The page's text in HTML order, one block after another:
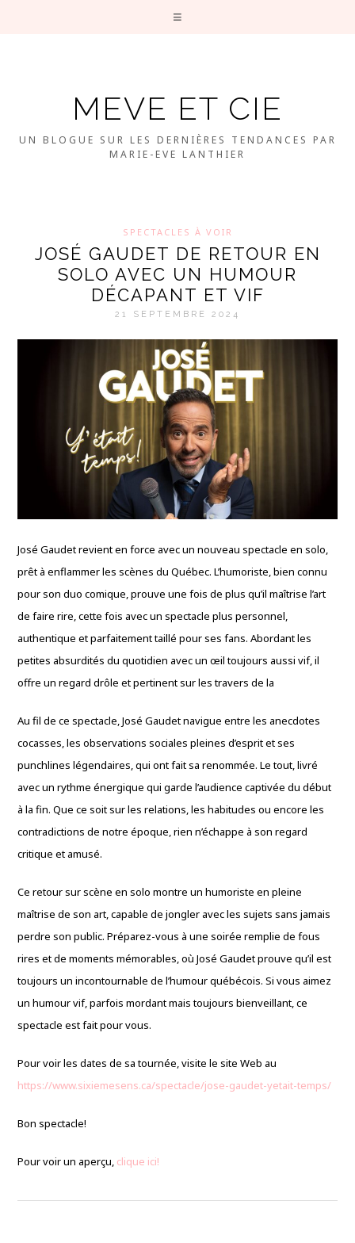
MEVE ET CIE
UN BLOGUE SUR LES DERNIÈRES TENDANCES PAR
MARIE-EVE LANTHIER
SPECTACLES À VOIR
JOSÉ GAUDET DE RETOUR EN
SOLO AVEC UN HUMOUR
DÉCAPANT ET VIF
21 SEPTEMBRE 2024
José Gaudet revient en force avec un nouveau spectacle en solo,
prêt à enflammer les scènes du Québec. L’humoriste, bien connu
pour son duo comique, prouve une fois de plus qu’il maîtrise l’art
de faire rire, cette fois avec un spectacle plus personnel,
authentique et parfaitement taillé pour ses fans. Abordant les
petites absurdités du quotidien avec un œil toujours aussi vif, il
offre un regard drôle et pertinent sur les travers de la
Au fil de ce spectacle, José Gaudet navigue entre les anecdotes
cocasses, les observations sociales pleines d’esprit et ses
punchlines légendaires, qui ont fait sa renommée. Le tout, livré
avec un rythme énergique qui garde l’audience captivée du début
à la fin. Que ce soit sur les relations, les habitudes ou encore les
contradictions de notre époque, rien n’échappe à son regard
critique et amusé.
Ce retour sur scène en solo montre un humoriste en pleine
maîtrise de son art, capable de jongler avec les sujets sans jamais
perdre son public. Préparez-vous à une soirée remplie de fous
rires et de moments mémorables, où José Gaudet prouve qu’il est
toujours un incontournable de l’humour québécois. Si vous aimez
un humour vif, parfois mordant mais toujours bienveillant, ce
spectacle est fait pour vous.
Pour voir les dates de sa tournée, visite le site Web au
https://www.sixiemesens.ca/spectacle/jose-gaudet-yetait-temps/
Bon spectacle!
Pour voir un aperçu, clique ici!